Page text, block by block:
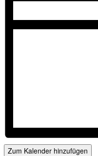
Zum Kalender hinzufügen